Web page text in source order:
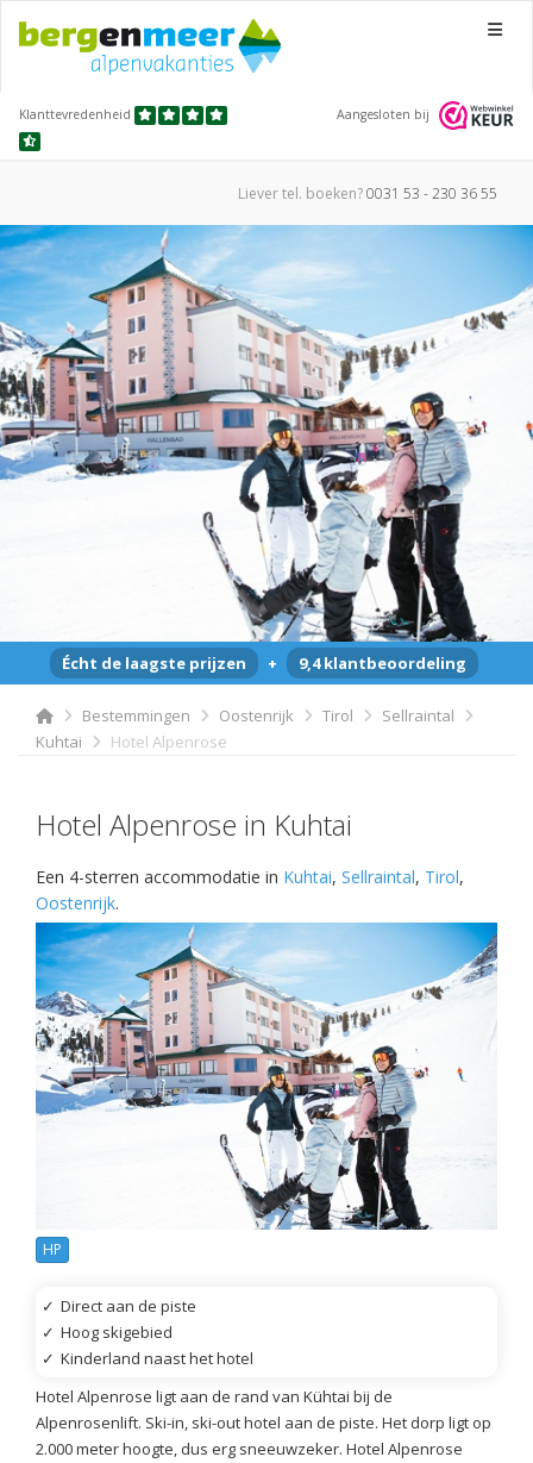
Menu
Klanttevredenheid Aangesloten bij
Liever tel. boeken?0031 53 - 230 36 55
Écht de laagste prijzen + 9,4 klantbeoordeling
Bestemmingen Oostenrijk Tirol
Sellraintal
Kuhtai
Hotel Alpenrose
Hotel Alpenrose in Kuhtai
Een 4-sterren accommodatie in Kuhtai, Sellraintal, Tirol,
Oostenrijk.
HP
✓ Direct aan de piste
✓ Hoog skigebied
✓ Kinderland naast het hotel
Hotel Alpenrose ligt aan de rand van Kühtai bij de
Alpenrosenlift. Ski-in, ski-out hotel aan de piste. Het dorp ligt op
2.000 meter hoogte, dus erg sneeuwzeker. Hotel Alpenrose